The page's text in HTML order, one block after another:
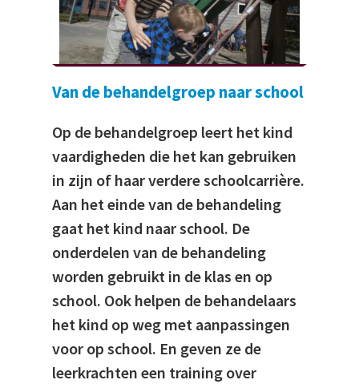
Van de behandelgroep naar school
Op de behandelgroep leert het kind
vaardigheden die het kan gebruiken
in zijn of haar verdere schoolcarrière.
Aan het einde van de behandeling
gaat het kind naar school. De
onderdelen van de behandeling
worden gebruikt in de klas en op
school. Ook helpen de behandelaars
het kind op weg met aanpassingen
voor op school. En geven ze de
leerkrachten een training over